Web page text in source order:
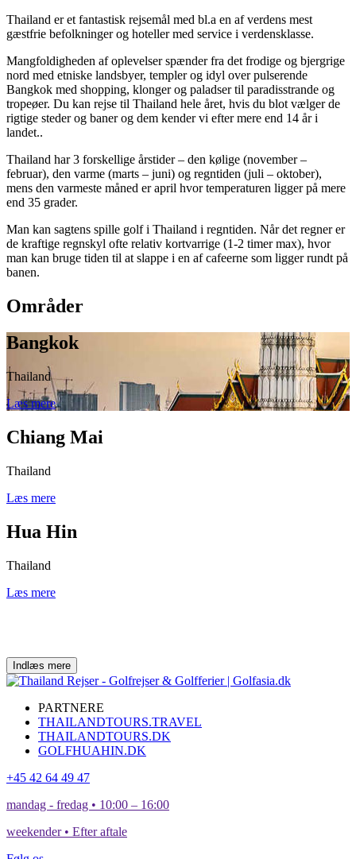
Thailand er et fantastisk rejsemål med bl.a en af verdens mest
gæstfrie befolkninger og hoteller med service i verdensklasse.
Mangfoldigheden af oplevelser spænder fra det frodige og bjergrige
nord med etniske landsbyer, templer og idyl over pulserende
Bangkok med shopping, klonger og paladser til paradisstrande og
tropeøer. Du kan rejse til Thailand hele året, hvis du blot vælger de
rigtige steder og baner og dem kender vi efter mere end 14 år i
landet..
Thailand har 3 forskellige årstider – den kølige (november –
februar), den varme (marts – juni) og regntiden (juli – oktober),
mens den varmeste måned er april hvor temperaturen ligger på mere
end 35 grader.
Man kan sagtens spille golf i Thailand i regntiden. Når det regner er
de kraftige regnskyl ofte relativ kortvarrige (1-2 timer max), hvor
man kan bruge tiden til at slappe i en af cafeerne som ligger rundt på
banen.
Områder
Bangkok
Thailand
Læs mere
Chiang Mai
Thailand
Læs mere
Hua Hin
Thailand
Læs mere
Indlæs mere
PARTNERE
THAILANDTOURS.TRAVEL
THAILANDTOURS.DK
GOLFHUAHIN.DK
+45 42 64 49 47
mandag - fredag • 10:00 – 16:00
weekender • Efter aftale